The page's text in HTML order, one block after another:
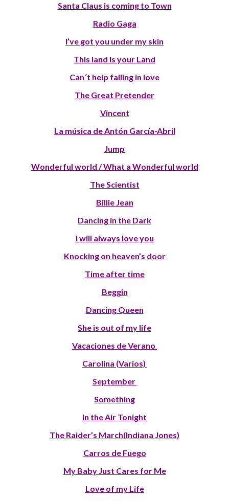
Santa Claus is coming to Town
Radio Gaga
I’ve got you under my skin
This land is your Land
Can´t help falling in love
The Great Pretender
Vincent
La música de Antón García-Abril
Jump
Wonderful world / What a Wonderful world
The Scientist
Billie Jean
Dancing in the Dark
I will always love you
Knocking on heaven’s door
Time after time
Beggin
Dancing Queen
She is out of my life
Vacaciones de Verano
Carolina (Varios)
September
Something
In the Air Tonight
The Raider’s March(Indiana Jones)
Carros de Fuego
My Baby Just Cares for Me
Love of my Life